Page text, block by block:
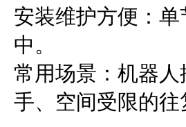
安装维护方便：
中。
常用场景：机器人
手、空间受限的往